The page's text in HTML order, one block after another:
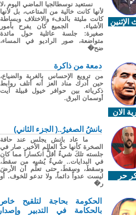
نستعيد نوسطالجيا الماضي اليوم ،لا
لأنها كانت خالية من المتاعب، بل لأنها
كانت مليئة بالدفء والاختلاف وبساطة
الأشياء. الجميع كان يفرح بأمور
صغيرة: جلسة عائلية حول مائدة
متواضعة، صور الراديو في المساء،
ضح�
الان
دمعة من ذاكرة
من ترويع الإحساس بالغربة والضياع،
حين أدرك مناد العز أنه أتلف روابط
ذكرياته بين حوافر خيول قبيلة آيت
أوسمان البرق.
حر
بانشُ الصغيرُ..( الجزء الثاني)
ما عاد بانش يجلس عند حافة
الصخرة كأنها حدُّ العالم الأخير. صار في
جلسته تلكَ شيءٌ أقلُّ انكساراً مما كان
في البدايات.. شيءٌ يُشبِه من سقطَ،
وسقطَ، وسقطَ، حتى تعلّم أن الأرضَ
ليست عدواً دائماً، ولا تدعو للخوف. أو
ر�
الحكومة بحاجة لتلقيح خاص
بالحكامة في التدبير وإصدار